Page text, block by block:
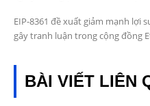
EIP-8361 đề xuất giảm mạnh lợi
gây tranh luận trong cộng đồng
BÀI VIẾT LIÊN